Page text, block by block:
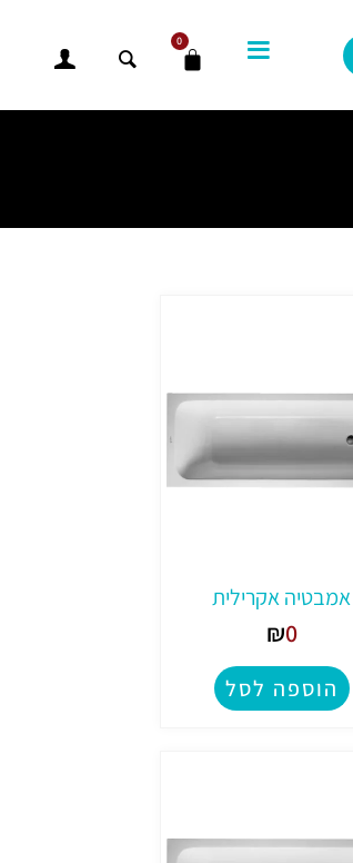
0
עגלת
קניות
אמבטיה אקרילית
₪0
הוספה לסל